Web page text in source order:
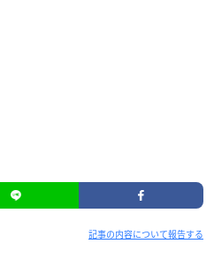
記事の内容について報告する